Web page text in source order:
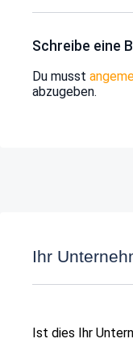
Schreibe eine
Du musst
abzugeben.
Ihr
Ist dies Ihr